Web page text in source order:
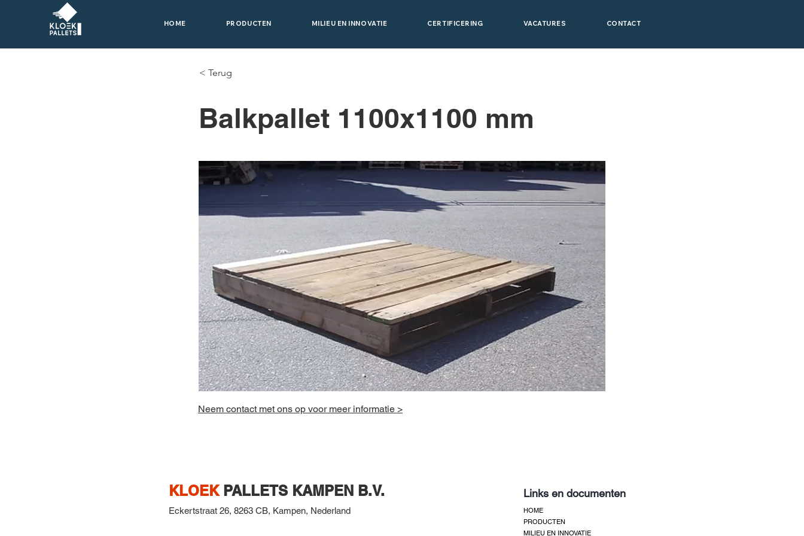
HOME PRODUCTEN MILIEU EN INNOVATIE CERTIFICERING VACATURES CONTACT
< Terug
Balkpallet 1100x1100 mm
Neem contact met ons op voor meer informatie >
KLOEKPALLETS KAMPEN B.V. Links en documenten
Eckertstraat 26, 8263 CB, Kampen, Nederland
HOME
PRODUCTEN
MILIEU EN INNOVATIE